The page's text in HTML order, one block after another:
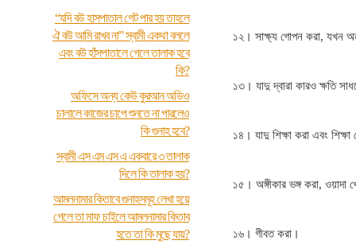
“যদি বউ হাসপাতাল গেট পার হয় তাহলে
ঐ বউ আমি রাখব না” স্বামী একথা বললে
এবং বউ হাঁসপাতালে গেলে তালাক হবে
কি?
অফিসে অন্য কেউ কুরআন অডিও
চালালে কাজের চাপে শুনতে না পারলেও
কি গুনাহ হবে?
স্বামী এস এম এস এ একবারে ৩ তালাক
দিলে কি তালাক হয়?
আমলনামার কিতাবে গুনাহসমূহ লেখা হয়ে
গেলে তা মাফ চাইলে আমলনামার কিতাব
হতে তা কি মুছে যায়?
১২। সাক্ষ্য গোপন করা, যখন
১৩। যাদু দ্বারা কারও ক্ষতি
১৪। যাদু শিক্ষা করা এবং শিক্ষা
১৫। অঙ্গীকার ভঙ্গ করা, ওয়াদা
১৬। গীবত করা।